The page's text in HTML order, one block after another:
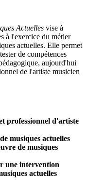
Actuelles vise à
à l'exercice du métier
actuelles. Elle permet
de compétences
aujourd'hui
de l'artiste musicien
professionnel d'artiste
musiques actuelles
de musiques
une intervention
actuelles